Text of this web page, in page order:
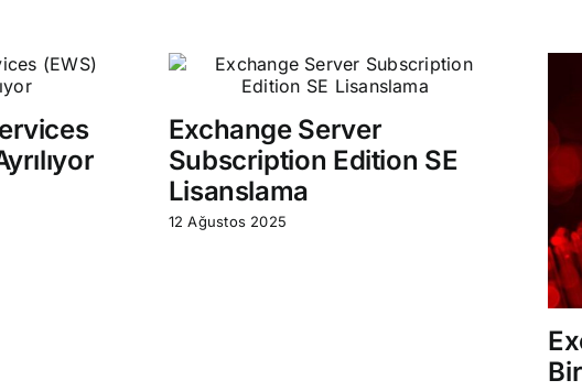
Exchange Server
Subscription Edition SE
Lisanslama
12 Ağustos 2025